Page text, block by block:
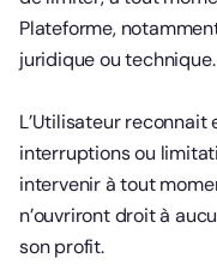
Plateforme,
juridique ou technique.
L’Utilisateur
interruptions ou
intervenir à tout
n’ouvriront droit à
son profit.